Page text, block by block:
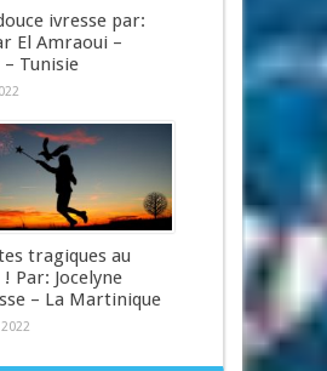
ivresse par:
El Amraoui –
Tunisie
tragiques au
Par: Jocelyne
– La Martinique